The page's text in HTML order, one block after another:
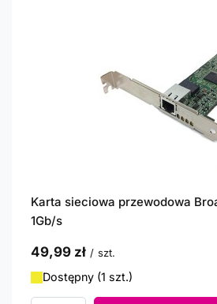
Karta sieciowa przewodowa
1Gb/s
49,99 zł / szt.
Dostępny (1 szt.)